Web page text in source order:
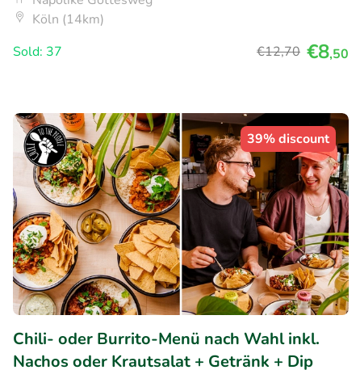
Köln (14km)
Sold: 37
€12,70 €8,50
39% discount
Chili- oder Burrito-Menü nach Wahl inkl.
Nachos oder Krautsalat + Getränk + Dip